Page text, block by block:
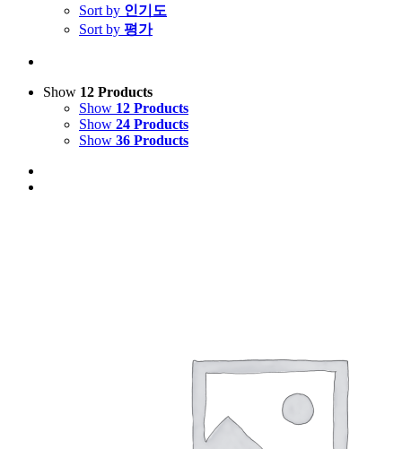
Sort by 인기도
Sort by 평가
Show 12 Products
Show 12 Products
Show 24 Products
Show 36 Products